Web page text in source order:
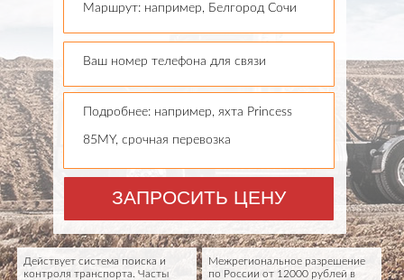
ЗАПРОСИТЬ ЦЕНУ
Маршрут: например, Белгород Сочи
Ваш номер телефона для связи
Подробнее: например, яхта Princess
85MY, срочная перевозка
Межрегиональное разрешение
по России от 12000 рублей в
Действует система поиска и
контроля транспорта. Часты